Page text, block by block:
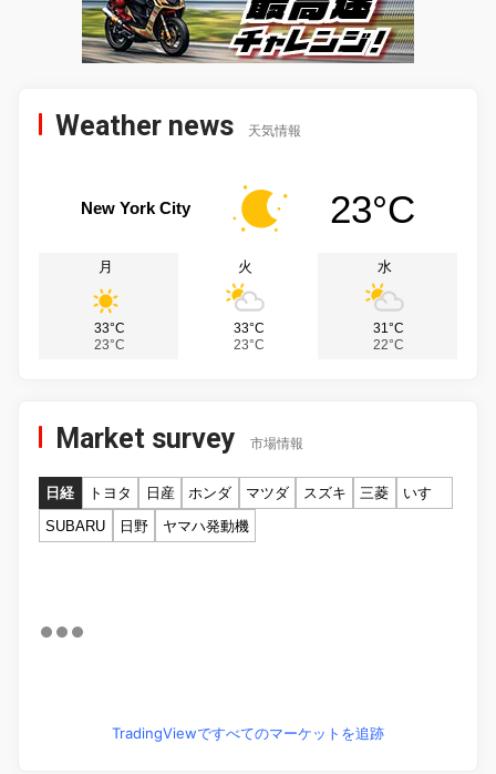
Weather news 天気情報
New York City 23°C
月
33°C
23°C
火
33°C
23°C
水
31°C
22°C
Market survey 市場情報
日経 トヨタ 日産 ホンダ マツダ スズキ 三菱
いすゞ
SUBARU
日野 ヤマハ発動機
TradingViewですべてのマーケットを追跡